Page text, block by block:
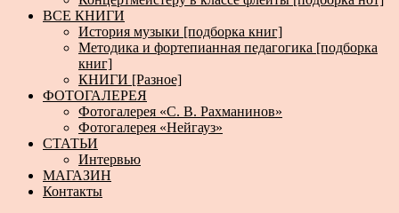
ВСЕ КНИГИ
История музыки [подборка книг]
Методика и фортепианная педагогика [подборка
книг]
КНИГИ [Разное]
ФОТОГАЛЕРЕЯ
Фотогалерея «С. В. Рахманинов»
Фотогалерея «Нейгауз»
СТАТЬИ
Интервью
МАГАЗИН
Контакты